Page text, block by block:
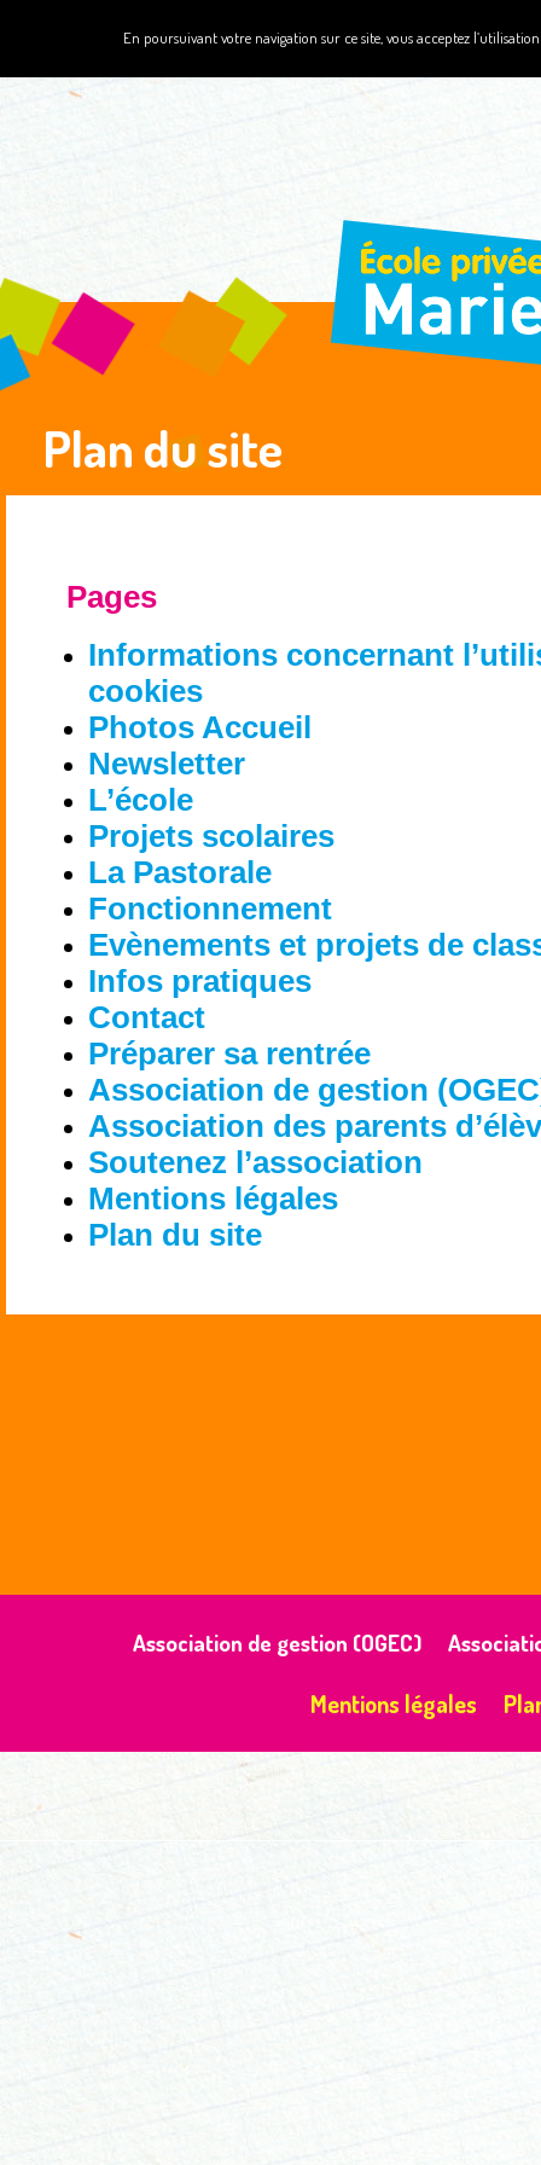
L’école Projets scolaires La Pastorale
Plan du site
Pages
Informations concernant
cookies
Photos Accueil
Newsletter
L’école
Projets scolaires
La Pastorale
Fonctionnement
Evènements et projets de
Infos pratiques
Contact
Préparer sa rentrée
Association de gestion
Association des parents
Soutenez l’association
Mentions légales
Plan du site
En poursuivant votre navigation sur ce site, vous acceptez
Association de gestion (OGEC)
Mentions légales